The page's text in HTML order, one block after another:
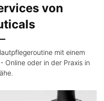
von
mit einem
Online oder in der Praxis in